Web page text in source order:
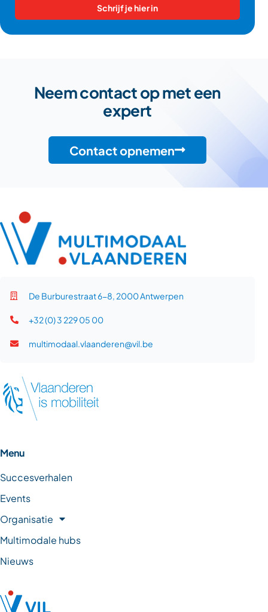
Schrijf je hier in
Neem contact op met een
expert
Contact opnemen
De Burburestraat 6-8, 2000 Antwerpen
+32 (0) 3 229 05 00
multimodaal.vlaanderen@vil.be
Menu
Succesverhalen
Events
Organisatie
Multimodale hubs
Nieuws